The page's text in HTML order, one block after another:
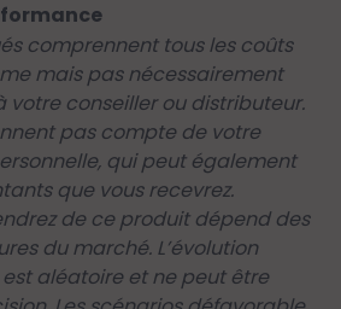
comprennent tous les coûts
mais pas nécessairement
votre conseiller ou distributeur.
pas compte de votre
qui peut également
que vous recevrez.
de ce produit dépend des
du marché. L’évolution
aléatoire et ne peut être